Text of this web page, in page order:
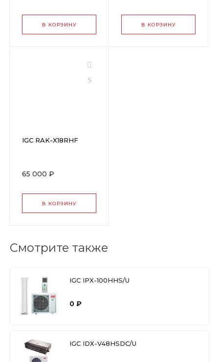
В КОРЗИНУ В КОРЗИНУ
IGC RAK-X18RHF
65 000 ₽
В КОРЗИНУ
Смотрите также
IGC IPX-100HHS/U
0 ₽
IGC IDХ-V48HSDC/U